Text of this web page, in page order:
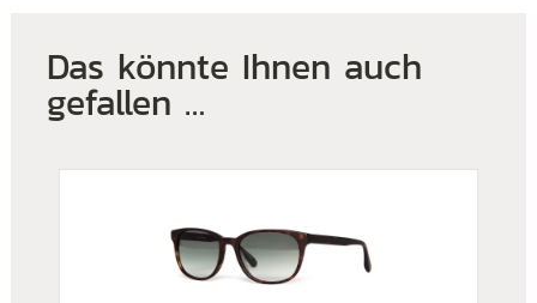
Das könnte Ihnen auch
gefallen …